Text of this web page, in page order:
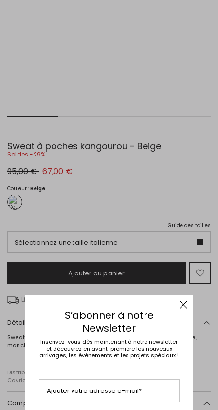
Sweat à poches kangourou - Beige
Soldes -29%
Prix
original
€
95,00 € Nouveau
prix
€
67,00 €
Couleur :Beige
Guide des tailles
Sélectionnez une taille italienne
Ajouter au panier
Livraison gratuite à partir de € 100
Détails
Sweat droit en molleton épais, avec capuche à cordon de serrage,
manches longues et poches kangourou. Fermeture zippée.
Distribué par Diffusione Tessile S.r.l., dont le siège social est à
Cavriago, Reggio Emilia (Italie), Via Santi n° 8, 42025
Composition et lavage
S’abonner à notre
Newsletter
Inscrivez-vous dès maintenant à notre newsletter
et découvrez en avant-première les nouveaux
arrivages, les événements et les projets spéciaux !
Ajouter votre adresse e-mail*